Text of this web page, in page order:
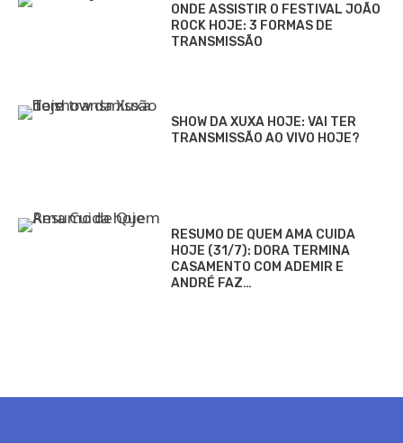
ONDE ASSISTIR O FESTIVAL JOÃO
ROCK HOJE: 3 FORMAS DE
TRANSMISSÃO
SHOW DA XUXA HOJE: VAI TER
TRANSMISSÃO AO VIVO HOJE?
RESUMO DE QUEM AMA CUIDA
HOJE (31/7): DORA TERMINA
CASAMENTO COM ADEMIR E
ANDRÉ FAZ…